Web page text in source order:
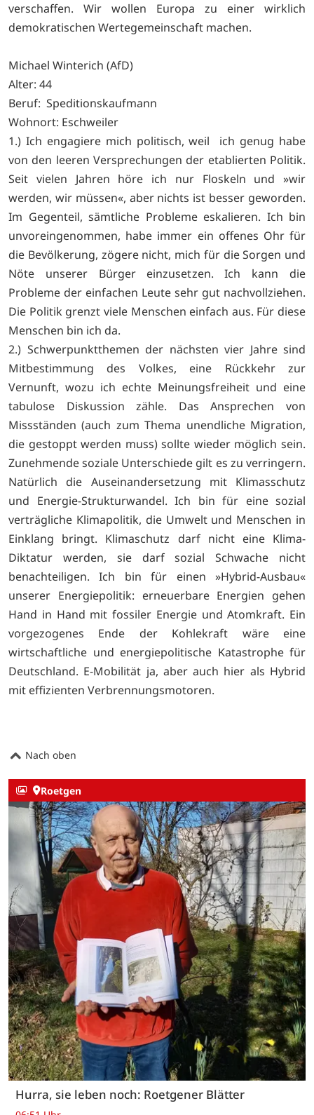
verschaffen. Wir wollen Europa zu einer wirklich
demokratischen Wertegemeinschaft machen.
Michael Winterich (AfD)
Alter: 44
Beruf: Speditionskaufmann
Wohnort: Eschweiler
1.) Ich engagiere mich politisch, weil ich genug habe
von den leeren Versprechungen der etablierten Politik.
Seit vielen Jahren höre ich nur Floskeln und »wir
werden, wir müssen«, aber nichts ist besser geworden.
Im Gegenteil, sämtliche Probleme eskalieren. Ich bin
unvoreingenommen, habe immer ein offenes Ohr für
die Bevölkerung, zögere nicht, mich für die Sorgen und
Nöte unserer Bürger einzusetzen. Ich kann die
Probleme der einfachen Leute sehr gut nachvollziehen.
Die Politik grenzt viele Menschen einfach aus. Für diese
Menschen bin ich da.
2.) Schwerpunktthemen der nächsten vier Jahre sind
Mitbestimmung des Volkes, eine Rückkehr zur
Vernunft, wozu ich echte Meinungsfreiheit und eine
tabulose Diskussion zähle. Das Ansprechen von
Missständen (auch zum Thema unendliche Migration,
die gestoppt werden muss) sollte wieder möglich sein.
Zunehmende soziale Unterschiede gilt es zu verringern.
Natürlich die Auseinandersetzung mit Klimasschutz
und Energie-Strukturwandel. Ich bin für eine sozial
verträgliche Klimapolitik, die Umwelt und Menschen in
Einklang bringt. Klimaschutz darf nicht eine Klima-
Diktatur werden, sie darf sozial Schwache nicht
benachteiligen. Ich bin für einen »Hybrid-Ausbau«
unserer Energiepolitik: erneuerbare Energien gehen
Hand in Hand mit fossiler Energie und Atomkraft. Ein
vorgezogenes Ende der Kohlekraft wäre eine
wirtschaftliche und energiepolitische Katastrophe für
Deutschland. E-Mobilität ja, aber auch hier als Hybrid
mit effizienten Verbrennungsmotoren.
Nach oben
Roetgen
Hurra, sie leben noch: Roetgener Blätter